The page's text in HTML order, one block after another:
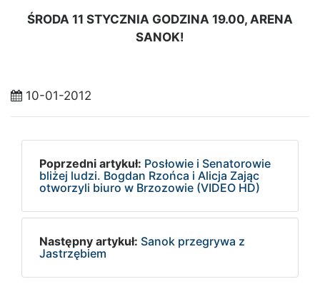
ŚRODA 11 STYCZNIA GODZINA 19.00, ARENA
SANOK!
10-01-2012
Poprzedni artykuł: Posłowie i Senatorowie
bliżej ludzi. Bogdan Rzońca i Alicja Zając
otworzyli biuro w Brzozowie (VIDEO HD)
Następny artykuł: Sanok przegrywa z
Jastrzębiem